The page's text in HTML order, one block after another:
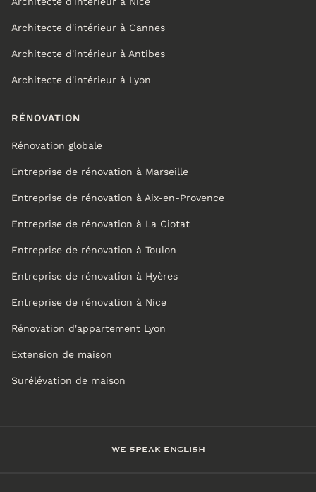
Architecte d'intérieur à Cannes
Architecte d'intérieur à Antibes
Architecte d'intérieur à Lyon
RÉNOVATION
Rénovation globale
Entreprise de rénovation à Marseille
Entreprise de rénovation à Aix-en-Provence
Entreprise de rénovation à La Ciotat
Entreprise de rénovation à Toulon
Entreprise de rénovation à Hyères
Entreprise de rénovation à Nice
Rénovation d'appartement Lyon
Extension de maison
Surélévation de maison
WE SPEAK ENGLISH